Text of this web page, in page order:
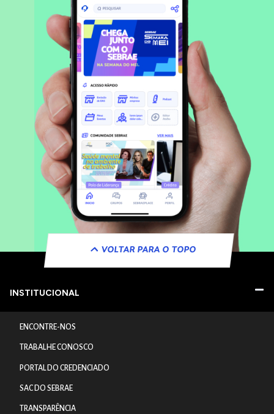
VOLTAR PARA O TOPO
INSTITUCIONAL
ENCONTRE-NOS
TRABALHE CONOSCO
PORTAL DO CREDENCIADO
SAC DO SEBRAE
TRANSPARÊNCIA